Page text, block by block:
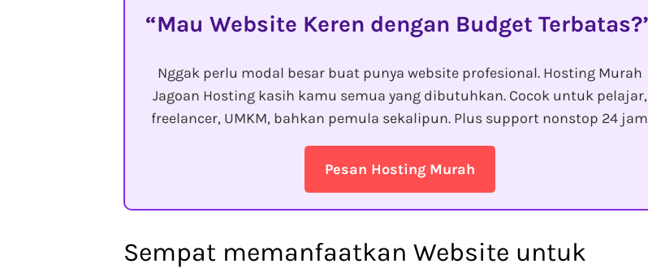
Mau Website Keren dengan Budget Terbatas?
Nggak perlu modal besar buat punya website profesional. Hosting Murah
Jagoan Hosting kasih kamu semua yang dibutuhkan. Cocok untuk pelajar,
freelancer, UMKM, bahkan pemula sekalipun. Plus support nonstop 24 jam
Pesan Hosting Murah
Sempat memanfaatkan Website untuk